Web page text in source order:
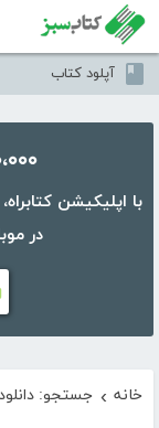
آپلود کتاب
۵۰،۰۰۰ کتاب
در
خانه › جستجو: دانلود